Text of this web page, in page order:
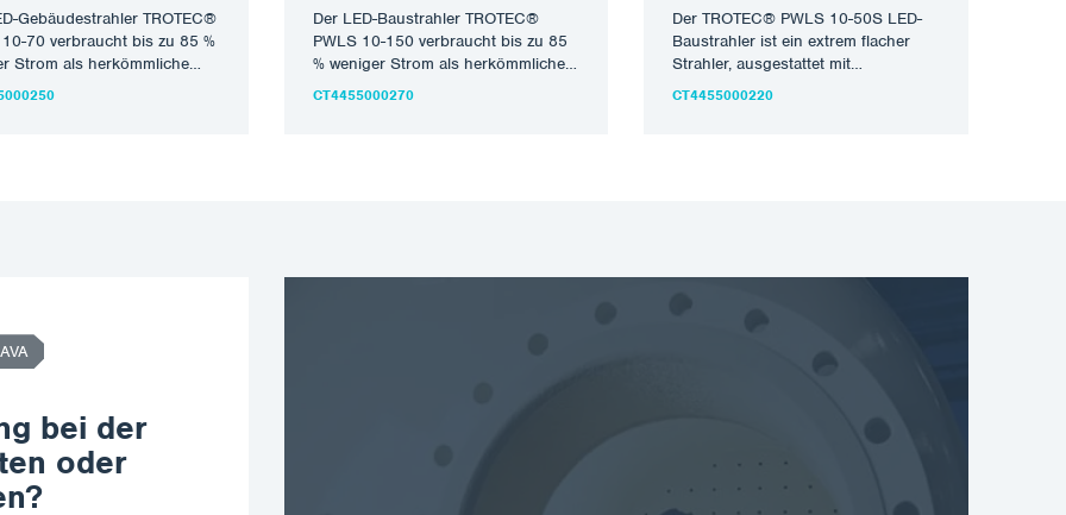
Gebäudestrahler TROTEC®
70 verbraucht bis zu 85 %
Strom als herkömmliche
Ermöglicht wird
Der LED-Baustrahler TROTEC®
PWLS 10-150 verbraucht bis zu 85
% weniger Strom als herkömmliche
Halogenstrahler. Ermöglicht wird
CT4455000270
Der TROTEC® PWLS 10-50S LED-
Baustrahler ist ein extrem flacher
Strahler, ausgestattet mit
energiesparender SMD-Flächen-
CT4455000220
bei der
oder